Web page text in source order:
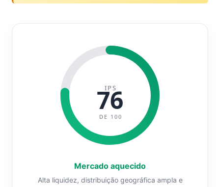
IPS
76
DE 100
Mercado aquecido
Alta liquidez, distribuição geográfica ampla e